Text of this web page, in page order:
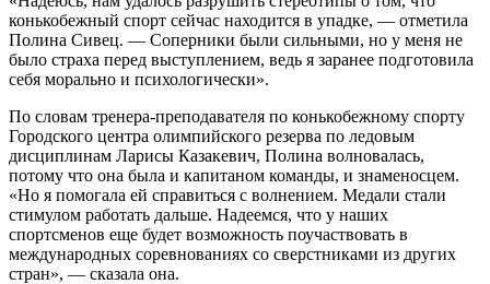
конькобежный спорт сейчас находится в упадке, — отметила
Полина Сивец. — Соперники были сильными, но у меня не
было страха перед выступлением, ведь я заранее подготовила
себя морально и психологически».
По словам тренера-преподавателя по конькобежному спорту
Городского центра олимпийского резерва по ледовым
дисциплинам Ларисы Казакевич, Полина волновалась,
потому что она была и капитаном команды, и знаменосцем.
«Но я помогала ей справиться с волнением. Медали стали
стимулом работать дальше. Надеемся, что у наших
спортсменов еще будет возможность поучаствовать в
международных соревнованиях со сверстниками из других
стран», — сказала она.